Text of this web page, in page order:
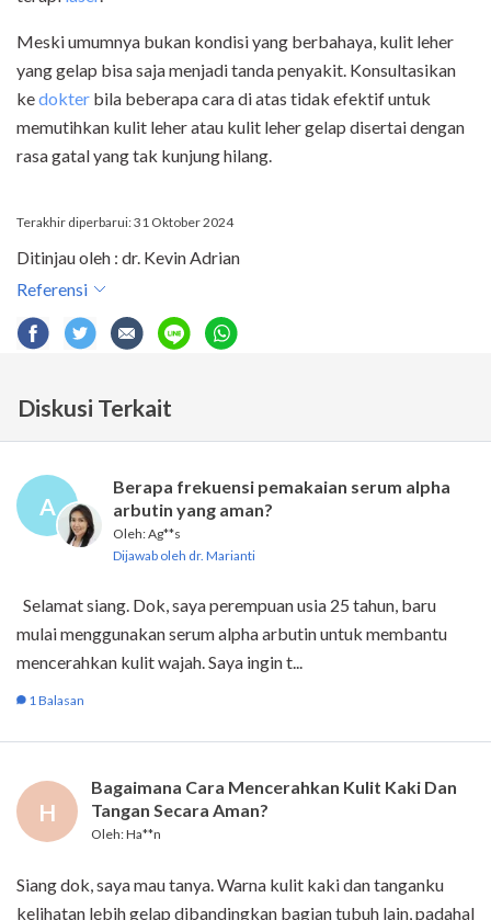
Meski umumnya bukan kondisi yang berbahaya, kulit leher
yang gelap bisa saja menjadi tanda penyakit. Konsultasikan
kedokter bila beberapa cara di atas tidak efektif untuk
memutihkan kulit leher atau kulit leher gelap disertai dengan
rasa gatal yang tak kunjung hilang.
Terakhir diperbarui: 31 Oktober 2024